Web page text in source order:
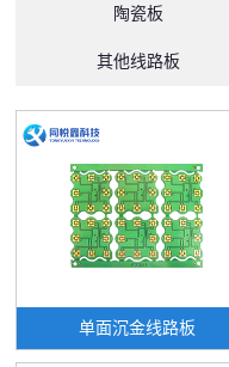
陶瓷板
其他线路板
单面沉金线路板